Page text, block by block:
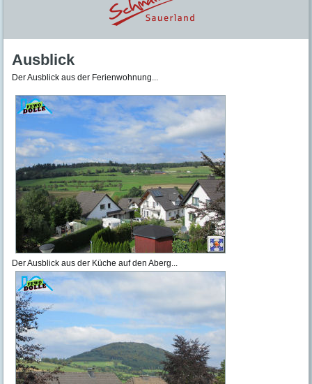
Ausblick
Der Ausblick aus der Ferienwohnung...
Der Ausblick aus der Küche auf den Aberg...